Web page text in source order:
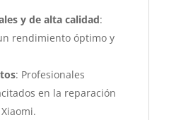
y de alta calidad:
rendimiento óptimo y
: Profesionales
en la reparación